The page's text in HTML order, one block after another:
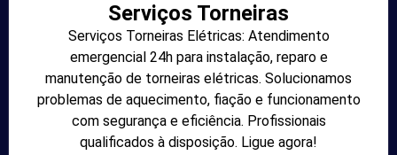
Serviços Torneiras
Serviços Torneiras Elétricas: Atendimento
emergencial 24h para instalação, reparo e
manutenção de torneiras elétricas. Solucionamos
problemas de aquecimento, fiação e funcionamento
com segurança e eficiência. Profissionais
qualificados à disposição. Ligue agora!